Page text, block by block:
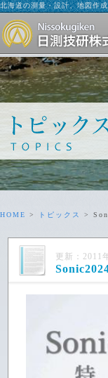
北海道の測量・設計、地図作
HOME > トピックス >
更新：2011